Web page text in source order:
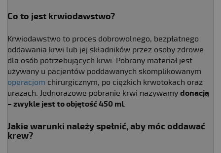
Co to jest krwiodawstwo?
Krwiodawstwo to proces dobrowolnego, bezpłatnego
oddawania krwi lub jej składników przez osoby zdrowe
dla osób potrzebujących krwi. Pobrany materiał jest
używany u pacjentów poddawanych skomplikowanym
operacjom chirurgicznym, po ciężkich krwotokach oraz
urazach. Jednorazowe pobranie krwi nazywamy donacją
– zwykle jest to objętość 450 ml.
Jakie warunki należy spełnić, aby móc oddawać
krew?